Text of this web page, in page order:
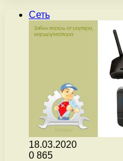
Сеть
18.03.2020
0 865